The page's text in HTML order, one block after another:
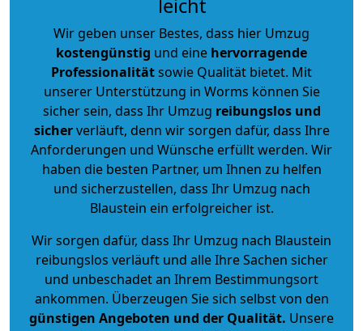
leicht
Wir geben unser Bestes, dass hier Umzug
kostengünstig und eine hervorragende
Professionalitätsowie Qualität bietet. Mit
unserer Unterstützung in Worms können Sie
sicher sein, dass Ihr Umzug reibungslos und
sicherverläuft, denn wir sorgen dafür, dass Ihre
Anforderungen und Wünsche erfüllt werden. Wir
haben die besten Partner, um Ihnen zu helfen
und sicherzustellen, dass Ihr Umzug nach
Blaustein ein erfolgreicher ist.
Wir sorgen dafür, dass Ihr Umzug nach Blaustein
reibungslos verläuft und alle Ihre Sachen sicher
und unbeschadet an Ihrem Bestimmungsort
ankommen. Überzeugen Sie sich selbst von den
günstigen Angeboten und der Qualität. Unsere